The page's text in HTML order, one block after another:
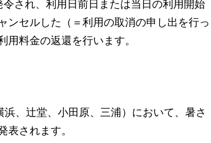
令され、利用日前日または当日の利用開始
ンセルした（＝利用の取消の申し出を行っ
料金の返還を行います。
、辻堂、小田原、三浦）において、暑さ
されます。